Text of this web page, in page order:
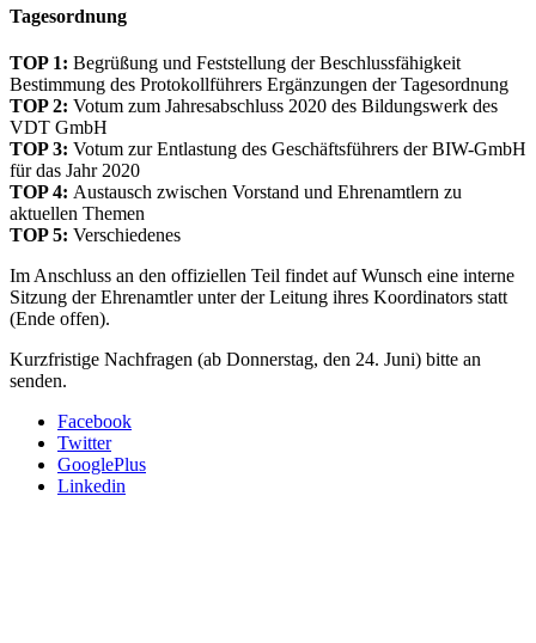
Tagesordnung
TOP 1: Begrüßung und Feststellung der Beschlussfähigkeit
Bestimmung des Protokollführers Ergänzungen der Tagesordnung
TOP 2: Votum zum Jahresabschluss 2020 des Bildungswerk des
VDT GmbH
TOP 3: Votum zur Entlastung des Geschäftsführers der BIW-GmbH
für das Jahr 2020
TOP 4: Austausch zwischen Vorstand und Ehrenamtlern zu
aktuellen Themen
TOP 5: Verschiedenes
Im Anschluss an den offiziellen Teil findet auf Wunsch eine interne
Sitzung der Ehrenamtler unter der Leitung ihres Koordinators statt
(Ende offen).
Kurzfristige Nachfragen (ab Donnerstag, den 24. Juni) bitte an
senden.
Facebook
Twitter
GooglePlus
Linkedin